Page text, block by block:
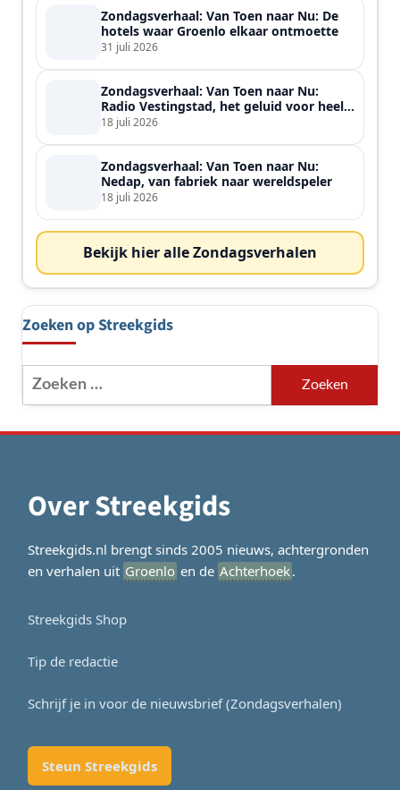
Zondagsverhaal: Van Toen naar Nu: De
hotels waar Groenlo elkaar ontmoette
31 juli 2026
Zondagsverhaal: Van Toen naar Nu:
Radio Vestingstad, het geluid voor heel
de streek
18 juli 2026
Zondagsverhaal: Van Toen naar Nu:
Nedap, van fabriek naar wereldspeler
18 juli 2026
Bekijk hier alle Zondagsverhalen
Zoeken op Streekgids
Zoeken
naar:
Over Streekgids
Streekgids.nl brengt sinds 2005 nieuws, achtergronden
en verhalen uit Groenlo en de Achterhoek.
Streekgids Shop
Tip de redactie
Schrijf je in voor de nieuwsbrief (Zondagsverhalen)
Steun Streekgids